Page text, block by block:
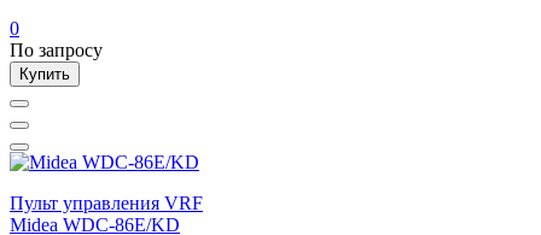
0
По запросу
Купить
Пульт управления VRF
Midea WDC-86E/KD